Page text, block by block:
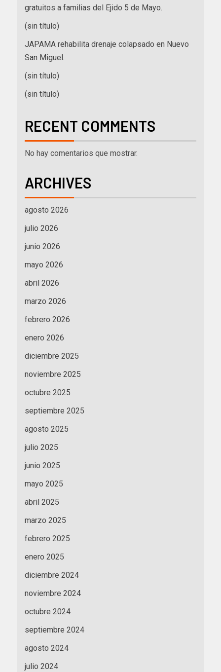
gratuitos a familias del Ejido 5 de Mayo.
(sin título)
JAPAMA rehabilita drenaje colapsado en Nuevo
San Miguel.
(sin título)
(sin título)
RECENT COMMENTS
No hay comentarios que mostrar.
ARCHIVES
agosto 2026
julio 2026
junio 2026
mayo 2026
abril 2026
marzo 2026
febrero 2026
enero 2026
diciembre 2025
noviembre 2025
octubre 2025
septiembre 2025
agosto 2025
julio 2025
junio 2025
mayo 2025
abril 2025
marzo 2025
febrero 2025
enero 2025
diciembre 2024
noviembre 2024
octubre 2024
septiembre 2024
agosto 2024
julio 2024